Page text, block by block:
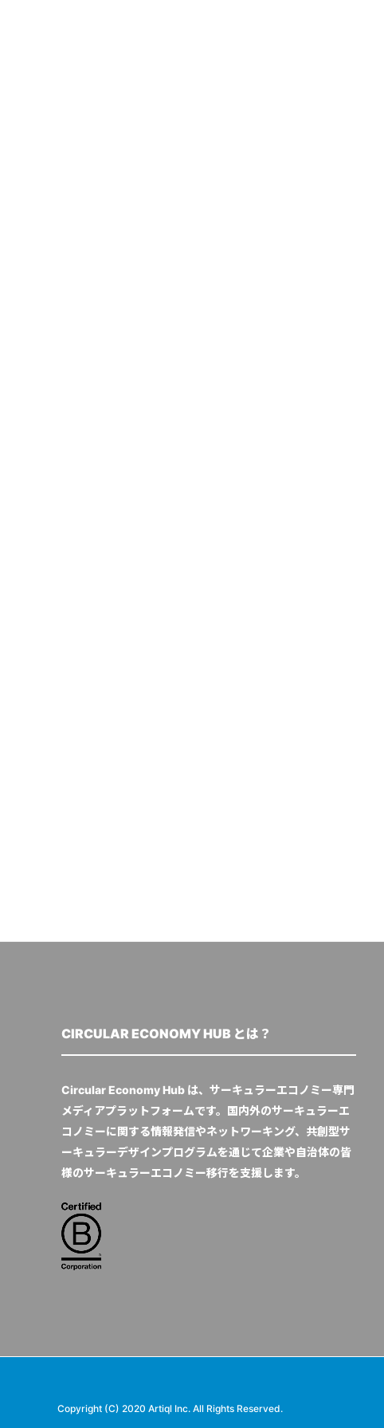
CIRCULAR ECONOMY HUB とは？
Circular Economy Hub は、サーキュラーエコノミー専門
メディアプラットフォームです。国内外のサーキュラーエ
コノミーに関する情報発信やネットワーキング、共創型サ
ーキュラーデザインプログラムを通じて企業や自治体の皆
様のサーキュラーエコノミー移行を支援します。
Copyright (C) 2020 Artiql Inc. All Rights Reserved.